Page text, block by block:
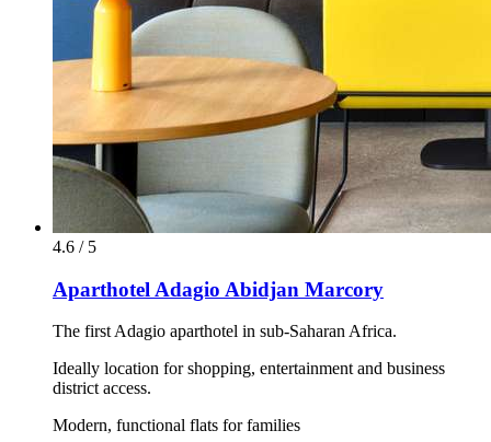
4.6 / 5
Aparthotel Adagio Abidjan Marcory
The first Adagio aparthotel in sub-Saharan Africa.
Ideally location for shopping, entertainment and business
district access.
Modern, functional flats for families